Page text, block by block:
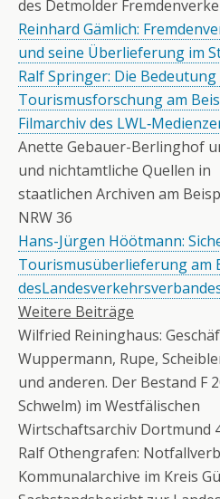
des Detmolder
Reinhard Gämlich:
und seine Überlieferung im
Ralf Springer: Die
Tourismusforschung am
Filmarchiv des
Anette Gebauer-Berlinghof
und nichtamtliche Quellen in
staatlichen Archiven am
NRW 36
Hans-Jürgen Höötmann:
Tourismusüberlieferung am
Weitere Beiträge
Wilfried Reininghaus:
Wuppermann, Rupe,
und anderen. Der Bestand F
Schwelm) im Westfälischen
Wirtschaftsarchiv Dortmund
Ralf Othengrafen:
Kommunalarchive im Kreis